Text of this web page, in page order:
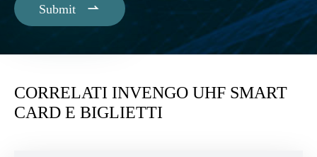
Submit 
CORRELATI INVENGO UHF SMART
CARD E BIGLIETTI